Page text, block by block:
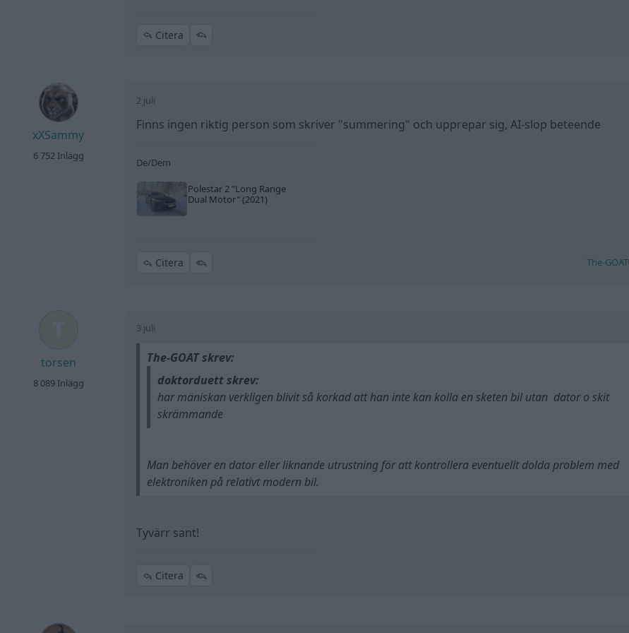
Citera
xXSammy
6 752 Inlägg
2 juli
Finns ingen riktig person som skriver "summering" och upprepar sig, AI-slop beteende
De/Dem
Polestar 2 "Long Range
Dual Motor"(2021)
Citera The-GOAT
torsen
8 089 Inlägg
3 juli
The-GOAT skrev:
doktorduett skrev:
har mäniskan verkligen blivit så korkad att han inte kan kolla en sketen bil utan dator o skit
skrämmande
Man behöver en dator eller liknande utrustning för att kontrollera eventuellt dolda problem med
elektroniken på relativt modern bil.
Tyvärr sant!
Citera